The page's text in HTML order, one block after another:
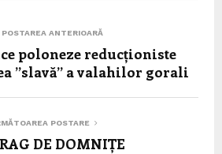
POSTAREA ANTERIOARĂ
poloneze reducționiste
”slavă” a valahilor gorali
POSTARE
DE DOMNIȚE